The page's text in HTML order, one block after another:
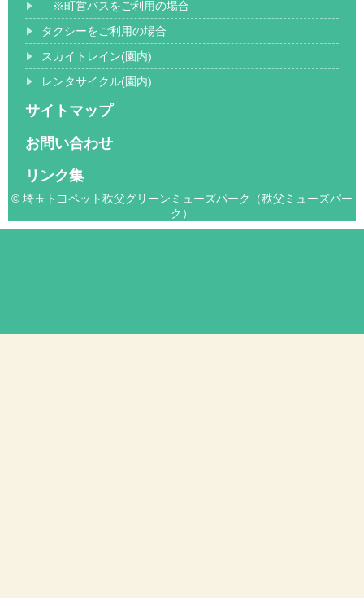
※町営バスをご利用の場合
タクシーをご利用の場合
スカイトレイン(園内)
レンタサイクル(園内)
サイトマップ
お問い合わせ
リンク集
© 埼玉トヨペット秩父グリーンミューズパーク（秩父ミューズパー
ク）